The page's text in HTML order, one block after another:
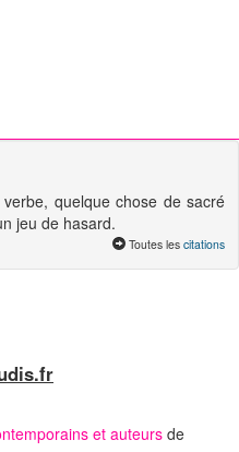
quelque chose de sacré
jeu de hasard.
Toutes les citations
et auteurs de